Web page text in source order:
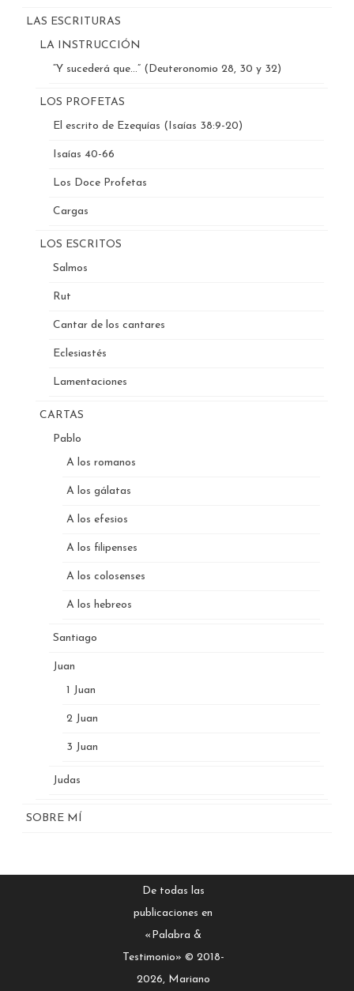
LAS ESCRITURAS
LA INSTRUCCIÓN
“Y sucederá que…” (Deuteronomio 28, 30 y 32)
LOS PROFETAS
El escrito de Ezequías (Isaías 38:9-20)
Isaías 40-66
Los Doce Profetas
Cargas
LOS ESCRITOS
Salmos
Rut
Cantar de los cantares
Eclesiastés
Lamentaciones
CARTAS
Pablo
A los romanos
A los gálatas
A los efesios
A los filipenses
A los colosenses
A los hebreos
Santiago
Juan
1 Juan
2 Juan
3 Juan
Judas
SOBRE MÍ
De todas las
publicaciones en
«Palabra &
Testimonio» © 2018-
2026, Mariano